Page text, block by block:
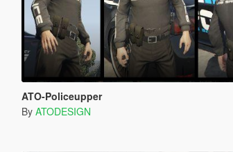
ATO-Policeupper
By ATODESIGN